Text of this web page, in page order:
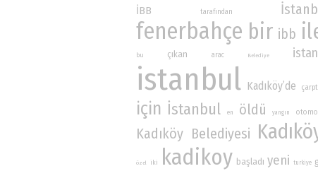
İBB tarafından
fenerbahçe bir ibb
bu çıkan arac Belediye
istanbul Kadıköy’de
için İstanbul en öldü yangın
Kadıköy Belediyesi
özel iki kadikoy başladı yeni turkiye